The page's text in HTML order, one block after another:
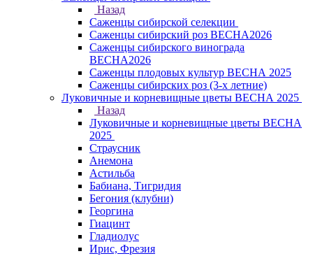
Назад
Саженцы сибирской селекции
Саженцы сибирский роз ВЕСНА2026
Саженцы сибирского винограда
ВЕСНА2026
Саженцы плодовых культур ВЕСНА 2025
Саженцы сибирских роз (3-х летние)
Луковичные и корневищные цветы ВЕСНА 2025
Назад
Луковичные и корневищные цветы ВЕСНА
2025
Страусник
Анемона
Астильба
Бабиана, Тигридия
Бегония (клубни)
Георгина
Гиацинт
Гладиолус
Ирис, Фрезия